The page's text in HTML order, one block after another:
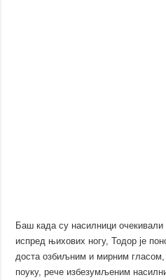
Баш када су насилници
испред њихових ногу, Тодор је
доста озбиљним и мирним гласом,
поуку, рече избезумљеним